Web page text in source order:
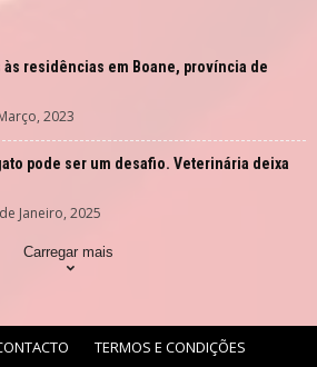
residências em Boane, província de
2023
pode ser um desafio. Veterinária deixa
Janeiro, 2025
Carregar mais
TERMOS E CONDIÇÕES